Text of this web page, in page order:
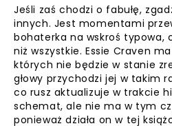
Jeśli zaś chodzi o fabułę,
innych. Jest momentami
bohaterka na wskroś typowa,
niż wszystkie. Essie Craven
których nie będzie w stanie
głowy przychodzi jej w takim
co rusz aktualizuje w trakcie
schemat, ale nie ma w tym
ponieważ działa on w tej